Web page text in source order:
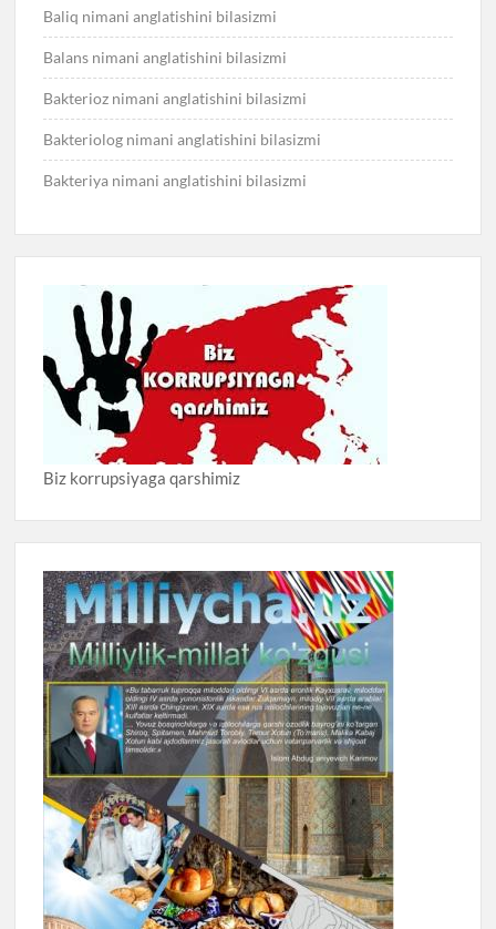
Baliq nimani anglatishini bilasizmi
Balans nimani anglatishini bilasizmi
Bakterioz nimani anglatishini bilasizmi
Bakteriolog nimani anglatishini bilasizmi
Bakteriya nimani anglatishini bilasizmi
Biz korrupsiyaga qarshimiz